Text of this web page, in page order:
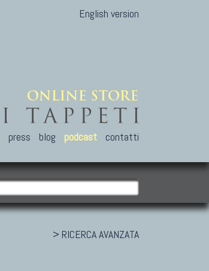
English version
press blog podcast contatti
> RICERCA AVANZATA